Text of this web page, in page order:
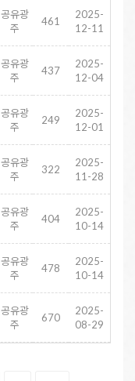
공유광
주
461
2025-
12-11
공유광
주
437
2025-
12-04
공유광
주
249
2025-
12-01
공유광
주
322
2025-
11-28
공유광
주
404
2025-
10-14
공유광
주
478
2025-
10-14
공유광
주
670
2025-
08-29